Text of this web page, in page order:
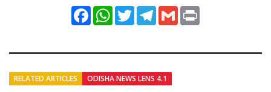
FacebookWhatsApp
TwitterTelegram
Gmail
RELATED ARTICLES ODISHA NEWS LENS 4.1